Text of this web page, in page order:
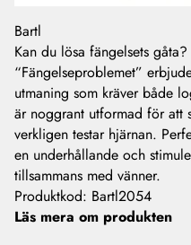
Bartl
Kan du lösa fängelsets gåta?
“Fängelseproblemet”
utmaning som kräver både
är noggrant utformad för att
verkligen testar hjärnan.
en underhållande och
tillsammans med vänner.
Produktkod: Bartl2054
Läs mera om produkten